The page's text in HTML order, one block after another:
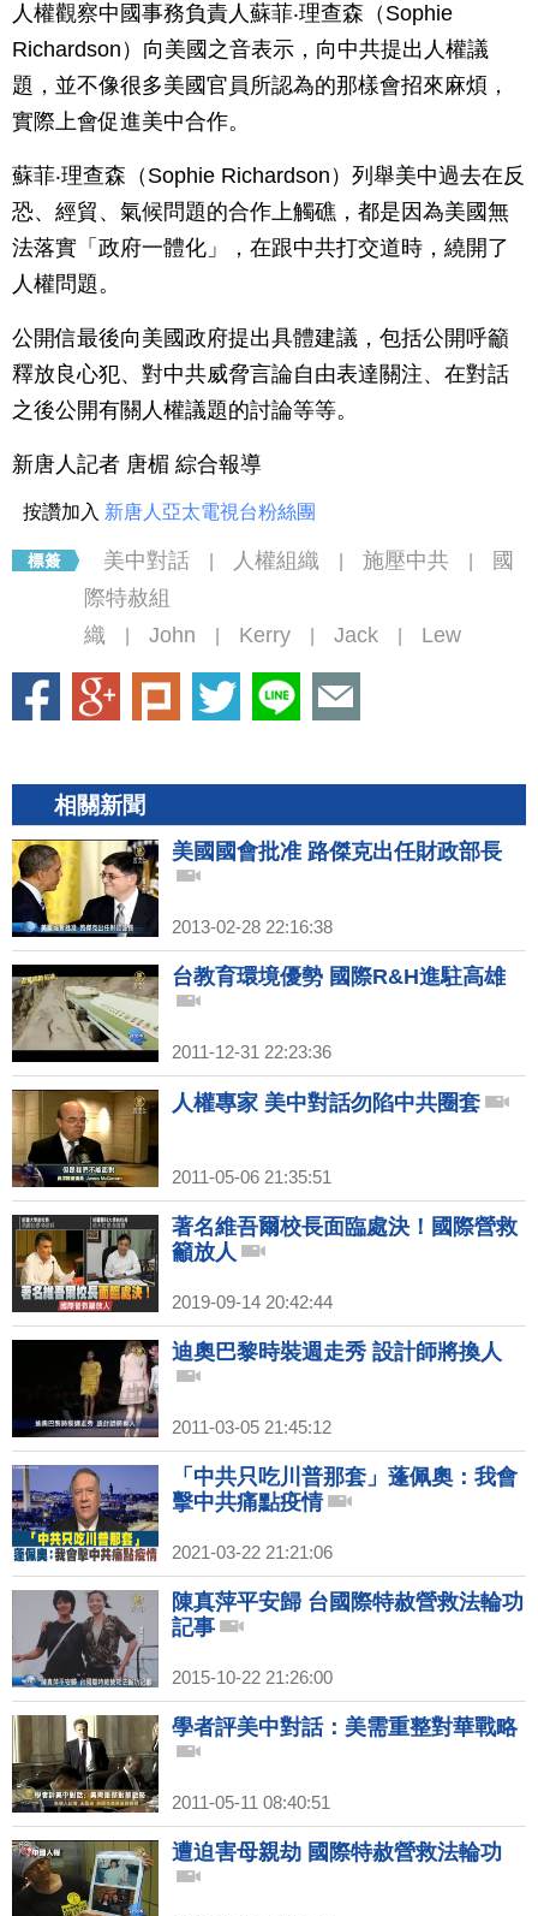
人權觀察中國事務負責人蘇菲‧理查森（Sophie
Richardson）向美國之音表示，向中共提出人權議
題，並不像很多美國官員所認為的那樣會招來麻煩，
實際上會促進美中合作。
蘇菲‧理查森（Sophie Richardson）列舉美中過去在反
恐、經貿、氣候問題的合作上觸礁，都是因為美國無
法落實「政府一體化」，在跟中共打交道時，繞開了
人權問題。
公開信最後向美國政府提出具體建議，包括公開呼籲
釋放良心犯、對中共威脅言論自由表達關注、在對話
之後公開有關人權議題的討論等等。
新唐人記者 唐楣 綜合報導
按讚加入 新唐人亞太電視台粉絲團
美中對話 人權組織 施壓中共
國
際特赦組
織
John Kerry Jack Lew
相關新聞
美國國會批准 路傑克出任財政部長
2013-02-28 22:16:38
台教育環境優勢 國際R&H進駐高雄
2011-12-31 22:23:36
人權專家 美中對話勿陷中共圈套
2011-05-06 21:35:51
著名維吾爾校長面臨處決！國際營救
籲放人
2019-09-14 20:42:44
迪奧巴黎時裝週走秀 設計師將換人
2011-03-05 21:45:12
「中共只吃川普那套」蓬佩奧：我會
擊中共痛點疫情
2021-03-22 21:21:06
陳真萍平安歸 台國際特赦營救法輪功
記事
2015-10-22 21:26:00
學者評美中對話：美需重整對華戰略
2011-05-11 08:40:51
遭迫害母親劫 國際特赦營救法輪功